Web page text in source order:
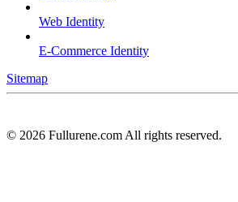
Web Identity
E-Commerce Identity
Sitemap
© 2026 Fullurene.com All rights reserved.